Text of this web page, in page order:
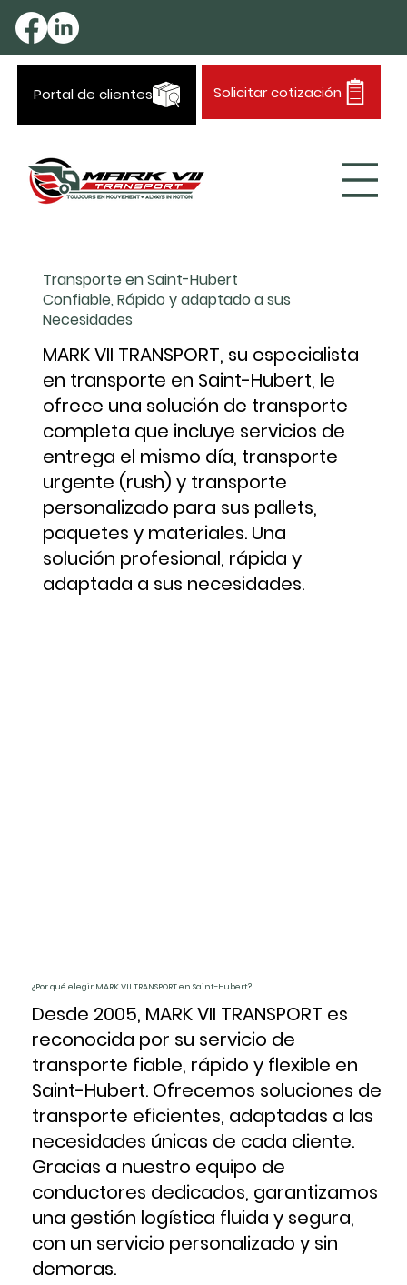
Portal de clientes Solicitar cotización
¿Por qué elegir MARK VII TRANSPORT en Saint-Hubert?
Desde 2005, MARK VII TRANSPORT es
reconocida por su servicio de
transporte fiable, rápido y flexible en
Saint-Hubert. Ofrecemos soluciones de
transporte eficientes, adaptadas a las
necesidades únicas de cada cliente.
Gracias a nuestro equipo de
conductores dedicados, garantizamos
una gestión logística fluida y segura,
con un servicio personalizado y sin
demoras.
Transporte en Saint-Hubert
Confiable, Rápido y adaptado a sus
Necesidades
MARK VII TRANSPORT, su especialista
en transporte en Saint-Hubert, le
ofrece una solución de transporte
completa que incluye servicios de
entrega el mismo día, transporte
urgente (rush) y transporte
personalizado para sus pallets,
paquetes y materiales. Una
solución profesional, rápida y
adaptada a sus necesidades.